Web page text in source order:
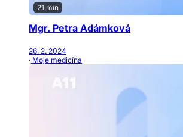
21 min
Mgr. Petra Adámková
26. 2. 2024
· Moje medicína